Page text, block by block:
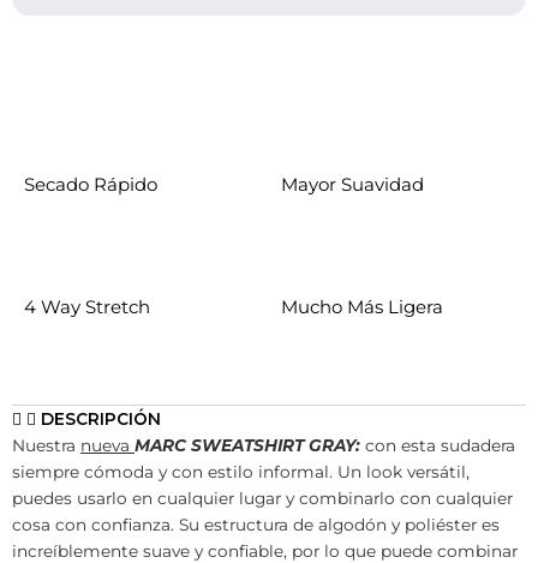
Secado Rápido Mayor Suavidad
4 Way Stretch Mucho Más Ligera
DESCRIPCIÓN
Nuestra nueva MARC SWEATSHIRT GRAY: con esta sudadera
siempre cómoda y con estilo informal. Un look versátil,
puedes usarlo en cualquier lugar y combinarlo con cualquier
cosa con confianza. Su estructura de algodón y poliéster es
increíblemente suave y confiable, por lo que puede combinar